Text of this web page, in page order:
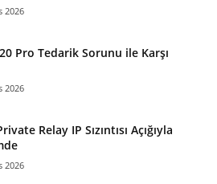
2026
Pro Tedarik Sorunu ile Karşı
2026
Relay IP Sızıntısı Açığıyla
2026